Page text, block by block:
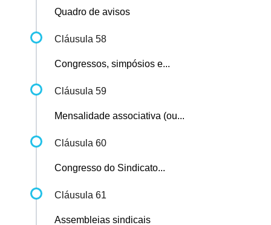
Quadro de avisos
Cláusula 58
Congressos, simpósios e...
Cláusula 59
Mensalidade associativa (ou...
Cláusula 60
Congresso do Sindicato...
Cláusula 61
Assembleias sindicais